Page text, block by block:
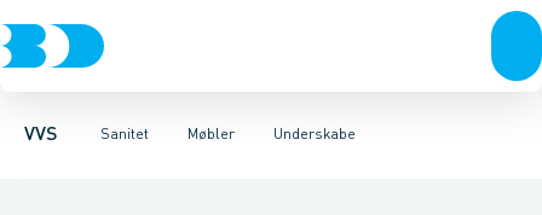
VVS Sanitet
Rør & fittingsPressfittings & rørKuglehaner & ventiler
Møbler
Toiletter, sæder og cisterner VaskeArmaturer
Underskabe
Møbelsæt & pakkerUnderskabeHøjskabe